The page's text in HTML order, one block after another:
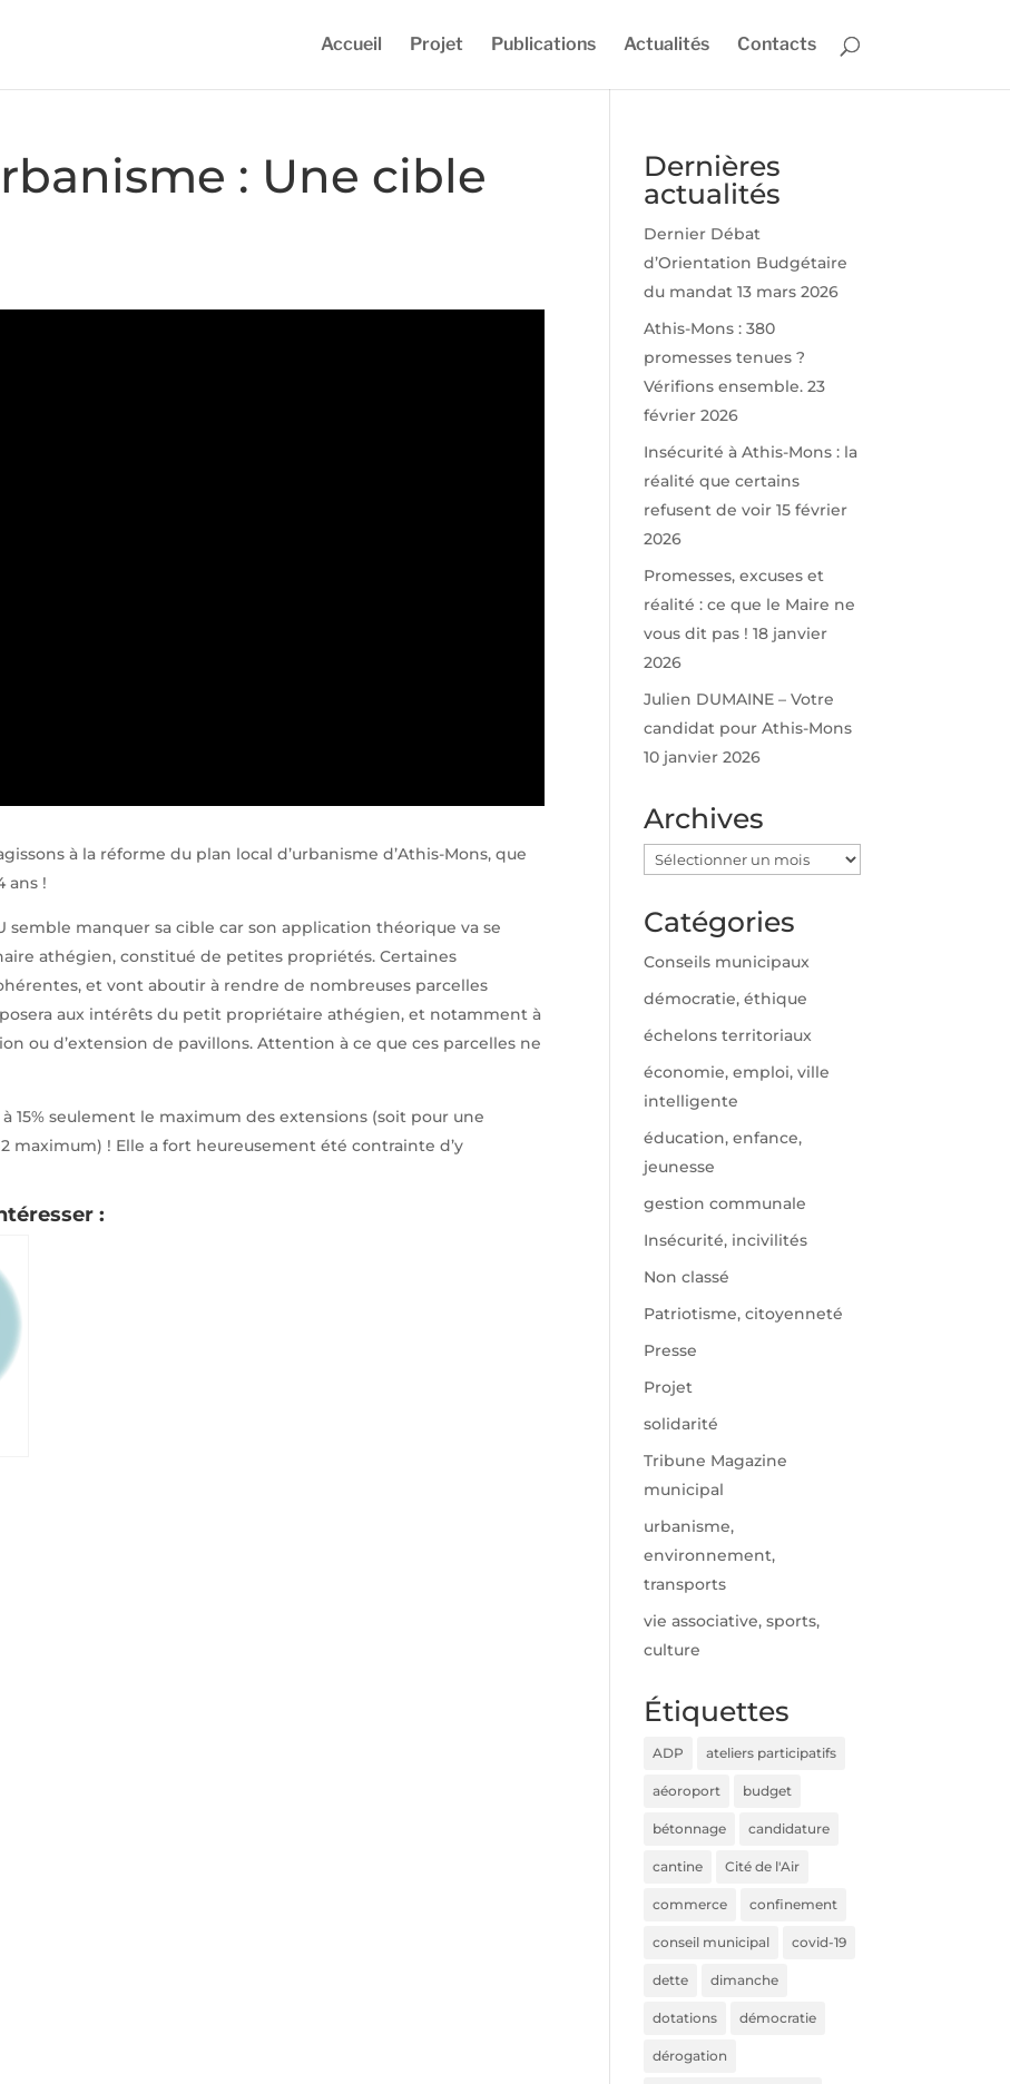
Accueil Projet Publications Actualités Contacts
: Une cible
à la réforme du plan local d’urbanisme d’Athis-Mons, que
ans !
semble manquer sa cible car son application théorique va se
athégien, constitué de petites propriétés. Certaines
et vont aboutir à rendre de nombreuses parcelles
aux intérêts du petit propriétaire athégien, et notamment à
ou d’extension de pavillons. Attention à ce que ces parcelles ne
15% seulement le maximum des extensions (soit pour une
maximum) ! Elle a fort heureusement été contrainte d’y
:
Dernières
actualités
Dernier Débat
d’Orientation Budgétaire
du mandat 13 mars 2026
Athis-Mons : 380
promesses tenues ?
Vérifions ensemble. 23
février 2026
Insécurité à Athis-Mons : la
réalité que certains
refusent de voir 15 février
2026
Promesses, excuses et
réalité : ce que le Maire ne
vous dit pas ! 18 janvier
2026
Julien DUMAINE – Votre
candidat pour Athis-Mons
10 janvier 2026
Archives
Archives
Catégories
Conseils municipaux
démocratie, éthique
échelons territoriaux
économie, emploi, ville
intelligente
éducation, enfance,
jeunesse
gestion communale
Insécurité, incivilités
Non classé
Patriotisme, citoyenneté
Presse
Projet
solidarité
Tribune Magazine
municipal
urbanisme,
environnement,
transports
vie associative, sports,
culture
Étiquettes
ADP ateliers participatifs
aéoroport budget
bétonnage candidature
cantine Cité de l'Air
commerce confinement
conseil municipal covid-19
dette dimanche
dotations démocratie
dérogation